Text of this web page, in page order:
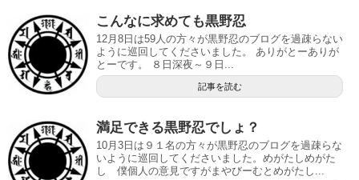
こんなに求めても黒野忍
12月8日は59人の方々が黒野忍のブログを過疎らない
ように巡回してくださいました。 ありがとーありが
とーです。 ８日深夜～９日...
記事を読む
満足できる黒野忍でしょ？
10月3日は９１名の方々が黒野忍のブログを過疎らな
いように巡回してくださいました。めがたしめがた
し 僕個人の意見ですがまやびーむとめがたし...